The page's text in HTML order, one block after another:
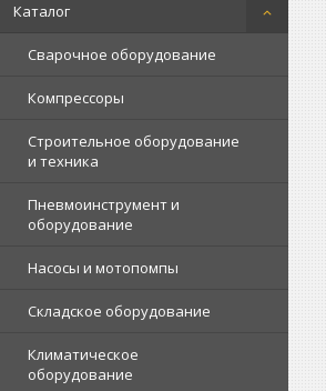
Каталог
Сварочное оборудование
Компрессоры
Строительное оборудование
и техника
Пневмоинструмент и
оборудование
Насосы и мотопомпы
Складское оборудование
Климатическое
оборудование